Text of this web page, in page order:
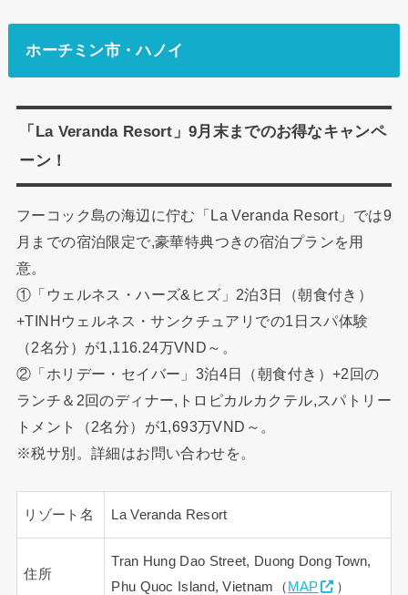
ホーチミン市・ハノイ
「La Veranda Resort」9月末までのお得なキャンペ
ーン！
フーコック島の海辺に佇む「La Veranda Resort」では9
月までの宿泊限定で,豪華特典つきの宿泊プランを用
意。
①「ウェルネス・ハーズ&ヒズ」2泊3日（朝食付き）
+TINHウェルネス・サンクチュアリでの1日スパ体験
（2名分）が1,116.24万VND～。
②「ホリデー・セイバー」3泊4日（朝食付き）+2回の
ランチ＆2回のディナー,トロピカルカクテル,スパトリー
トメント（2名分）が1,693万VND～。
※税サ別。詳細はお問い合わせを。
リゾート名 La Veranda Resort
住所
Tran Hung Dao Street, Duong Dong Town,
Phu Quoc Island, Vietnam（ MAP ）